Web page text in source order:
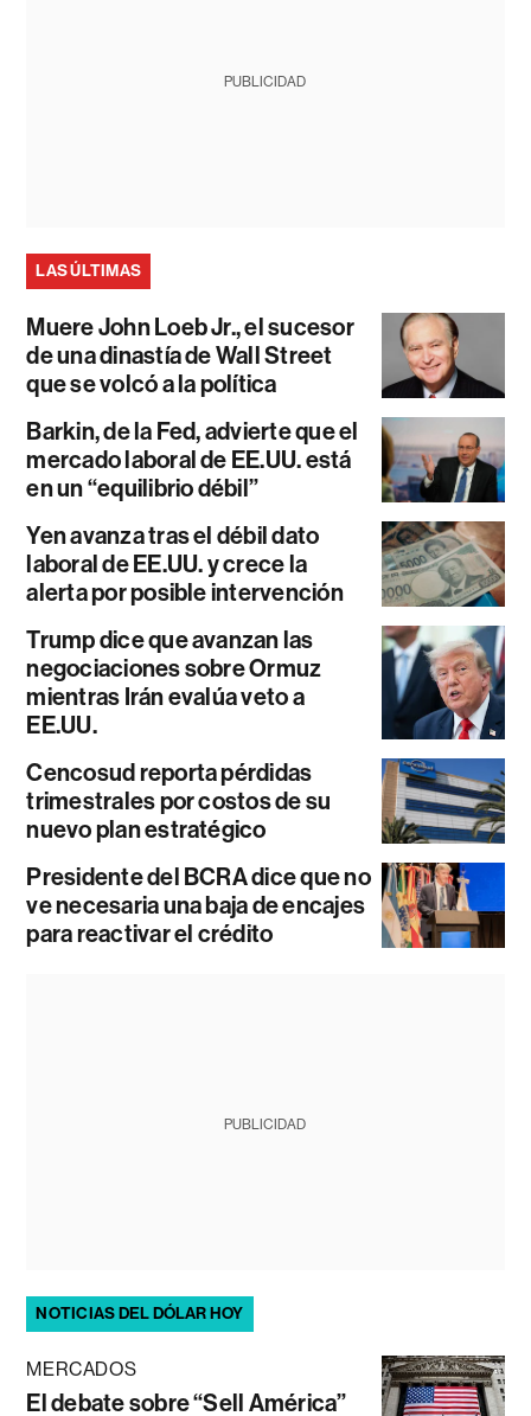
PUBLICIDAD
LAS ÚLTIMAS
Muere John Loeb Jr., el sucesor
de una dinastía de Wall Street
que se volcó a la política
Barkin, de la Fed, advierte que el
mercado laboral de EE.UU. está
en un “equilibrio débil”
Yen avanza tras el débil dato
laboral de EE.UU. y crece la
alerta por posible intervención
Trump dice que avanzan las
negociaciones sobre Ormuz
mientras Irán evalúa veto a
EE.UU.
Cencosud reporta pérdidas
trimestrales por costos de su
nuevo plan estratégico
Presidente del BCRA dice que no
ve necesaria una baja de encajes
para reactivar el crédito
PUBLICIDAD
NOTICIAS DEL DÓLAR HOY
MERCADOS
El debate sobre “Sell América”